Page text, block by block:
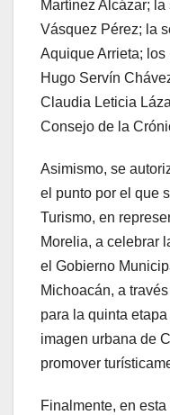
Martínez Alcázar;
Vásquez Pérez; la
Aquique Arrieta;
Hugo Servín
Claudia Leticia
Consejo de la
Asimismo, se
el punto por el que
Turismo, en
Morelia, a celebrar
el Gobierno
Michoacán, a
para la quinta
imagen urbana de
promover
Finalmente, en